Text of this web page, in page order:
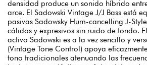
densidad produce un sonido híbrido
arce. El Sadowski Vintage J/J Bass está
pasivas Sadowsky Hum-cancelling J-
cálidos y expresivos sin ruido de fondo.
activo Sadowski es a la vez sencillo y
(Vintage Tone Control) apoya
tono tradicionales atenuando las